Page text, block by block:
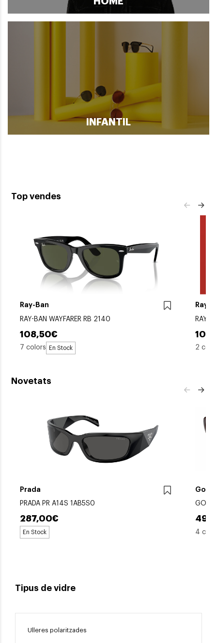
INFANTIL
Top vendes
Ray-Ban
RAY-BAN WAYFARER RB 2140
108,50€
7 colors En Stock
Ray-
RAY-
2
Novetats
Prada
PRADA PR A14S 1AB5S0
287,00€
En Stock
Gods
4
Tipus de vidre
Ulleres polaritzades